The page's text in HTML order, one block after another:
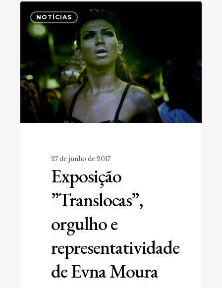
Exposição
”Translocas”,
orgulho
representatividade
Evna
Moura
NOTÍCIAS
27 de junho de 2017
Exposição
”Translocas”,
orgulho e
representatividade
de Evna Moura